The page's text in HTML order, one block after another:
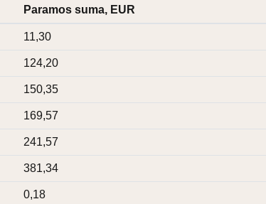
Paramos suma, EUR
11,30
124,20
150,35
169,57
241,57
381,34
0,18